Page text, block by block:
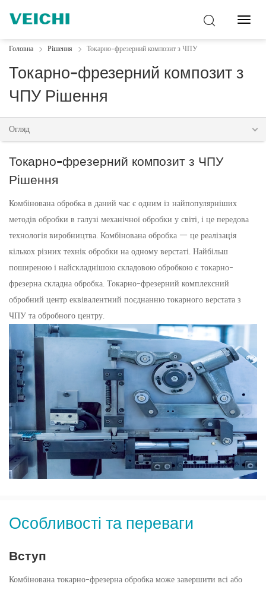
Головна Рішення Токарно-фрезерний композит з ЧПУ
Токарно-фрезерний композит з
ЧПУ Рішення
Огляд
Токарно-фрезерний композит з ЧПУ
Рішення
Комбінована обробка в даний час є одним із найпопулярніших
методів обробки в галузі механічної обробки у світі, і це передова
технологія виробництва. Комбінована обробка — це реалізація
кількох різних технік обробки на одному верстаті. Найбільш
поширеною і найскладнішою складовою обробкою є токарно-
фрезерна складна обробка. Токарно-фрезерний комплексний
обробний центр еквівалентний поєднанню токарного верстата з
ЧПУ та обробного центру.
Особливості та переваги
Вступ
Комбінована токарно-фрезерна обробка може завершити всі або